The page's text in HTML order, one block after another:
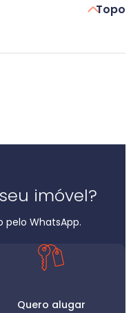
Topo
imóvel?
WhatsApp.
Quero alugar